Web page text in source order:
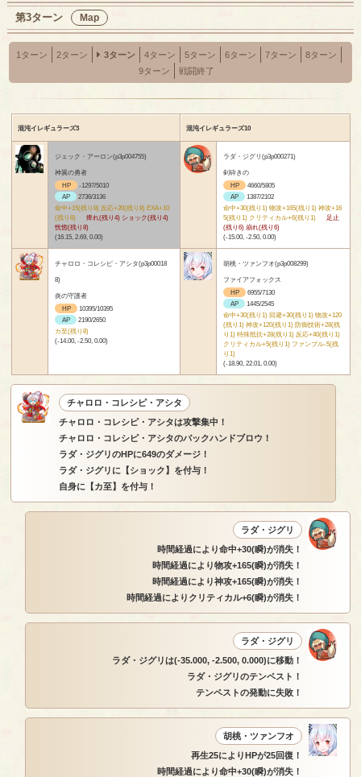
第3ターン Map
1ターン 2ターン 3ターン 4ターン 5ターン 6ターン 7ターン
8ターン
9ターン
戦闘終了
混沌イレギュラーズ3 混沌イレギュラーズ10
ジェック・アーロン(p3p004755)
神翼の勇者
HP
-1297/5010
AP
2736/3136
命中+15(残り8) 反応+20(残り8) EXA+10
(残り8)
痺れ(残り4) ショック(残り4)
恍惚(残り8)
(16.15, 2.69, 0.00)
ラダ・ジグリ(p3p000271)
剣砕きの
HP
4660/5805
AP
1387/2102
命中+30(残り1) 物攻+165(残り1) 神攻+16
5(残り1) クリティカル+6(残り1)
足止
(残り6) 崩れ(残り6)
(-15.00, -2.50, 0.00)
チャロロ・コレシピ・アシタ(p3p00018
8)
炎の守護者
HP
10395/10395
AP
2190/2650
カ至(残り8)
(-14.00, -2.50, 0.00)
胡桃・ツァンフオ(p3p008299)
ファイアフォックス
HP
6955/7130
AP
1445/2545
命中+30(残り1) 回避+30(残り1) 物攻+120
(残り1) 神攻+120(残り1) 防御技術+28(残
り1) 特殊抵抗+28(残り1) 反応+40(残り1)
クリティカル+5(残り1) ファンブル-5(残
り1)
(-18.90, 22.01, 0.00)
チャロロ・コレシピ・アシタ
チャロロ・コレシピ・アシタは攻撃集中！
チャロロ・コレシピ・アシタのバックハンドブロウ！
ラダ・ジグリのHPに649のダメージ！
ラダ・ジグリに【ショック】を付与！
自身に【カ至】を付与！
ラダ・ジグリ
時間経過により命中+30(瞬)が消失！
時間経過により物攻+165(瞬)が消失！
時間経過により神攻+165(瞬)が消失！
時間経過によりクリティカル+6(瞬)が消失！
ラダ・ジグリ
ラダ・ジグリは(-35.000, -2.500, 0.000)に移動！
ラダ・ジグリのテンペスト！
テンペストの発動に失敗！
胡桃・ツァンフオ
再生25によりHPが25回復！
時間経過により命中+30(瞬)が消失！